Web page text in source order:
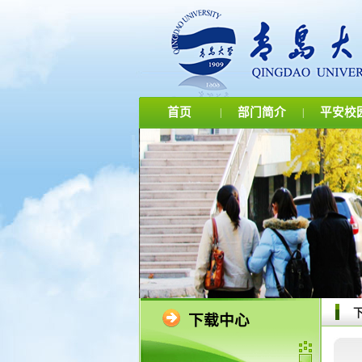
首页 部门简介 平安校
下载中心